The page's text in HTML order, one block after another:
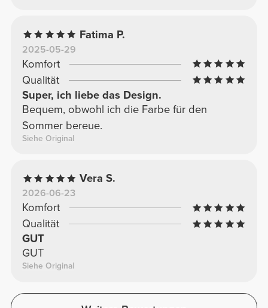
Fatima P.
2025-05-29
Komfort
Qualität
Super, ich liebe das Design.
Bequem, obwohl ich die Farbe für den
Sommer bereue.
Siehe Original
Vera S.
2026-06-23
Komfort
Qualität
GUT
GUT
Siehe Original